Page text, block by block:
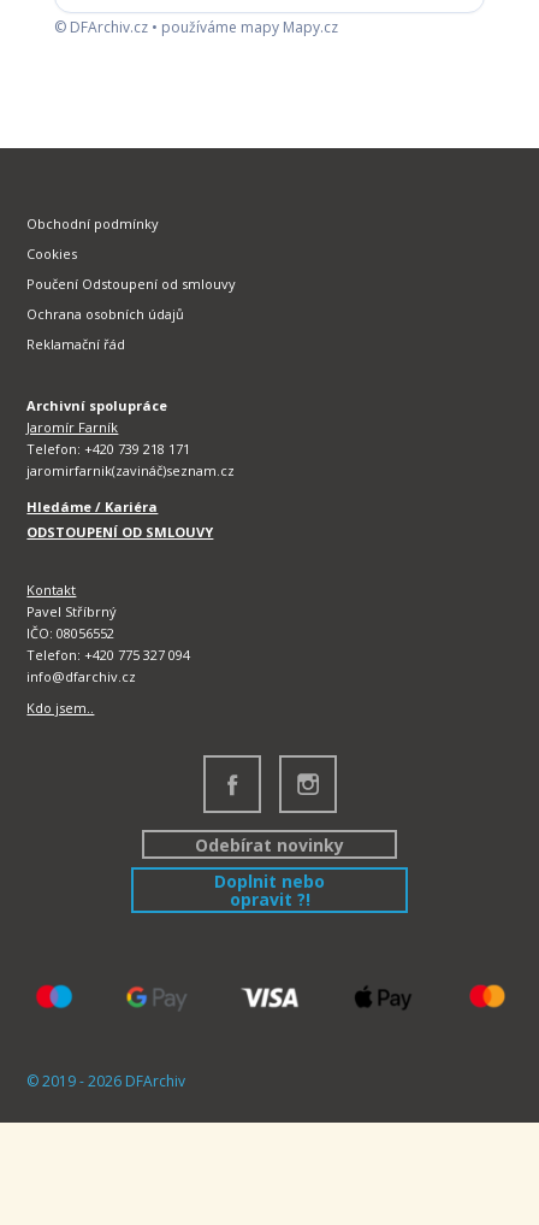
© DFArchiv.cz • používáme mapy Mapy.cz
Obchodní podmínky
Cookies
Poučení Odstoupení od smlouvy
Ochrana osobních údajů
Reklamační řád
Archivní spolupráce
Jaromír Farník
Telefon: +420 739 218 171
jaromirfarnik(zavináč)seznam.cz
Hledáme / Kariéra
ODSTOUPENÍ OD SMLOUVY
Kontakt
Pavel Stříbrný
IČO: 08056552
Telefon: +420 775 327 094
info@dfarchiv.cz
Kdo jsem..
Odebírat novinky
Doplnit nebo
opravit ?!
© 2019 - 2026 DFArchiv